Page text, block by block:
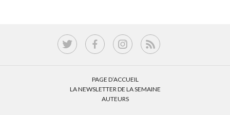
PAGE D’ACCUEIL
LA NEWSLETTER DE LA SEMAINE
AUTEURS